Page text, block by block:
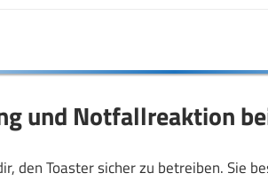
und Notfallreaktion
den Toaster sicher zu betreiben. Sie